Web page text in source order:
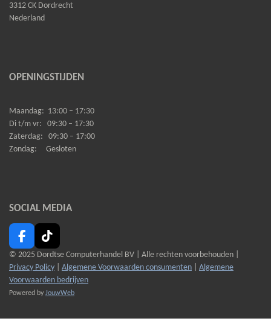
3312 CK Dordrecht
Nederland
OPENINGSTIJDEN
Maandag: 13:00 – 17:30
Di t/m vr: 09:30 – 17:30
Zaterdag: 09:30 – 17:00
Zondag: Gesloten
SOCIAL MEDIA
F
a
c
b
o
k
T
i
k
T
o
k
© 2025 Dordtse Computerhandel BV | Alle rechten voorbehouden |
Privacy Policy
Algemene Voorwaarden consumenten
Algemene
Voorwaarden bedrijven
Powered by JouwWeb